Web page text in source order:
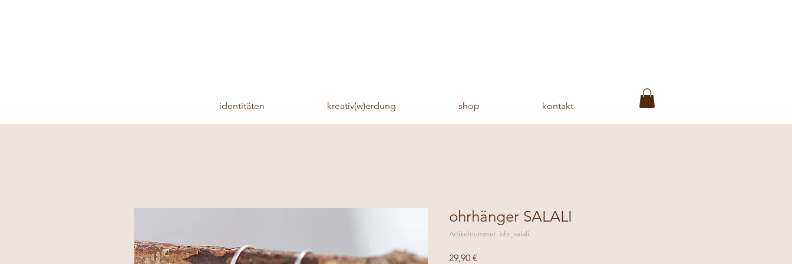
identitäten kreativ(w)erdung shop kontakt
ohrhänger SALALI
Artikelnummer: ohr_salali
29,90 €